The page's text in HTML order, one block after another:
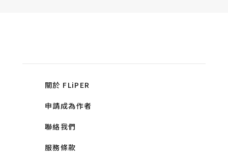
關於 FLiPER
申請成為作者
聯絡我們
服務條款